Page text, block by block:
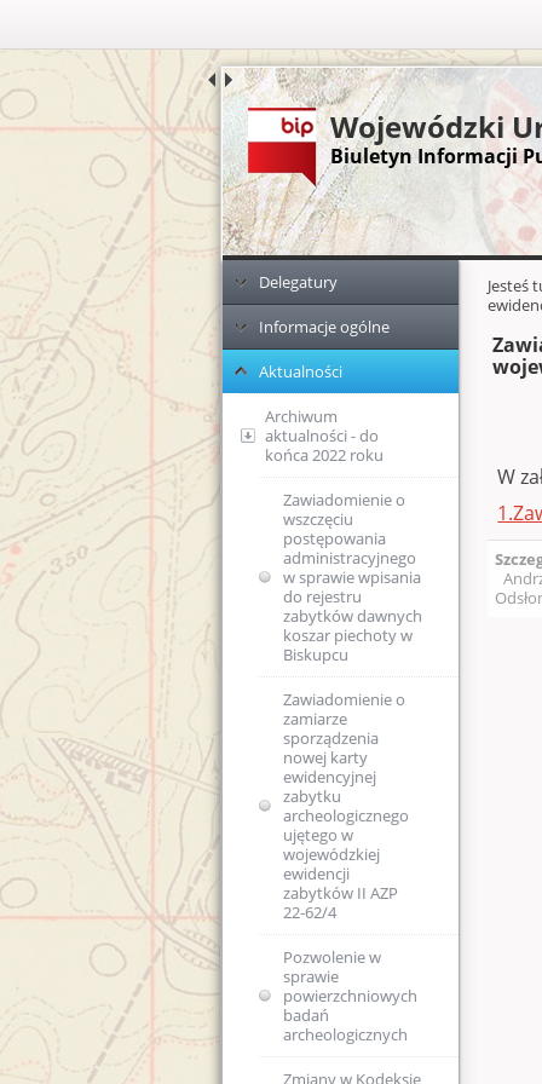
Wojewódzki
Biuletyn Informacji
Menu główne
Dodatkowe zasoby (lewa
Delegatury
Ełk
Elbląg
Informacje ogólne
KPA - sposób
postępowania
podczas
przyjmowania
dokumentów
Ponowne
wykorzystanie
informacji publicznej
Kolejność
rozpatrywania spraw
Skargi i wnioski
Regulamin
Organizacyjny
WUOZ w Olsztynie
Statut prawny
Majątek
Podstawa prawna
USTAWA o
ochronie zabytków
i opiece nad
zabytkami (Dz.U.
2003 nr 162, poz.
1568)
USTAWA z dnia 16
kwietnia 2004 r o
ochronie przyrody
(Dz. U. Nr 92, poz.
880)
Wykaz stanowisk
WUOZ i kontakty
Elektroniczna
Skrzynka Podawcza -
składanie pism i
elektroniczną
Kierownictwo
jednostki
DEKLARACJA
Aktualności
Archiwum
aktualności - do
końca 2022 roku
Zawiadomienie o
wszczęciu
postępowania
administracyjnego
w sprawie wpisania
do rejestru
zabytków dawnych
koszar piechoty w
Biskupcu
Zawiadomienie o
zamiarze
sporządzenia
nowej karty
ewidencyjnej
zabytku
archeologicznego
ujętego w
wojewódzkiej
ewidencji
zabytków II AZP
22-62/4
Pozwolenie w
sprawie
powierzchniowych
badań
archeologicznych
Zmiany w Kodeksie
Jesteś
W